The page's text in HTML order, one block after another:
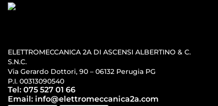
ELETTROMECCANICA 2A DI ASCENSI ALBERTINO & C.
S.N.C.
Via Gerardo Dottori, 90 – 06132 Perugia PG
P.I. 00313090540
Tel: 075 527 01 66
Email: info@elettromeccanica2a.com